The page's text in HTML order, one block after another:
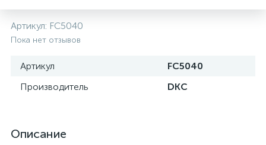
Артикул: FC5040
Пока нет отзывов
Артикул
FC5040
Производитель
DKC
Описание